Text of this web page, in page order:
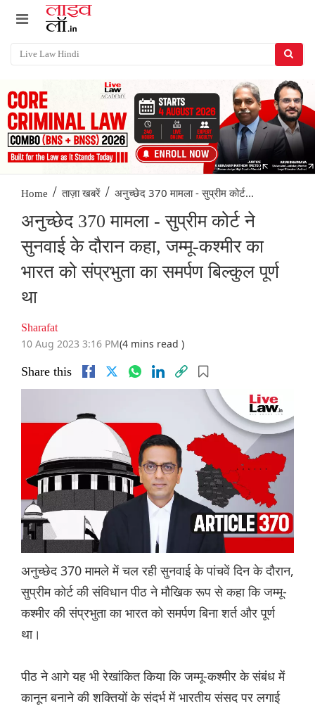
Home / ताज़ा खबरें / अनुच्छेद 370 मामला - सुप्रीम कोर्ट...
अनुच्छेद 370 मामला - सुप्रीम कोर्ट ने
सुनवाई के दौरान कहा, जम्मू-कश्मीर का
भारत को संप्रभुता का समर्पण बिल्कुल पूर्ण
था
Sharafat
10 Aug 2023 3:16 PM(4 mins read )
Share this
अनुच्छेद 370 मामले में चल रही सुनवाई के पांचवें दिन के दौरान,
सुप्रीम कोर्ट की संविधान पीठ ने मौखिक रूप से कहा कि जम्मू-
कश्मीर की संप्रभुता का भारत को समर्पण बिना शर्त और पूर्ण
था।
पीठ ने आगे यह भी रेखांकित किया कि जम्मू-कश्मीर के संबंध में
कानून बनाने की शक्तियों के संदर्भ में भारतीय संसद पर लगाई